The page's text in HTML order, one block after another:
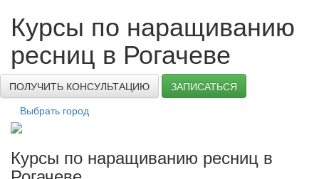
Курсы по наращиванию
ресниц в Рогачеве
ПОЛУЧИТЬ КОНСУЛЬТАЦИЮ
ЗАПИСАТЬСЯ
Выбрать город
Курсы по наращиванию ресниц в